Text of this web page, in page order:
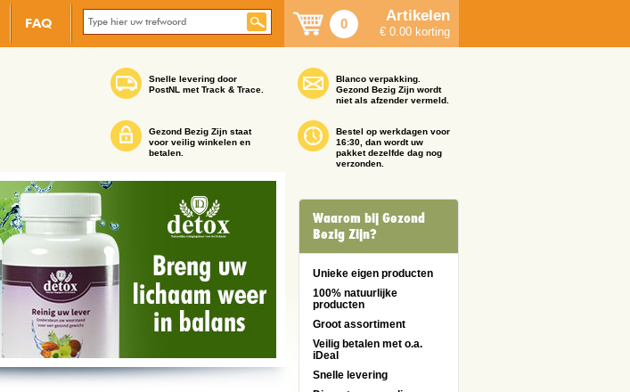
FAQ 0 Artikelen
€ 0.00 korting
Snelle levering door
PostNL met Track & Trace.
Gezond Bezig Zijn staat
voor veilig winkelen en
betalen.
Blanco verpakking.
Gezond Bezig Zijn wordt
niet als afzender vermeld.
Bestel op werkdagen voor
16:30, dan wordt uw
pakket dezelfde dag nog
verzonden.
Waarom bij Gezond
Bezig Zijn?
Unieke eigen producten
100% natuurlijke
producten
Groot assortiment
Veilig betalen met o.a.
iDeal
Snelle levering